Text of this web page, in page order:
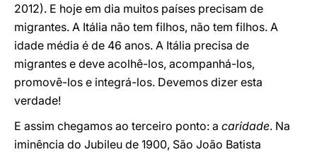
2012). E hoje em dia muitos países precisam de
migrantes. A Itália não tem filhos, não tem filhos. A
idade média é de 46 anos. A Itália precisa de
migrantes e deve acolhê-los, acompanhá-los,
promovê-los e integrá-los. Devemos dizer esta
verdade!
E assim chegamos ao terceiro ponto: a caridade. Na
iminência do Jubileu de 1900, São João Batista